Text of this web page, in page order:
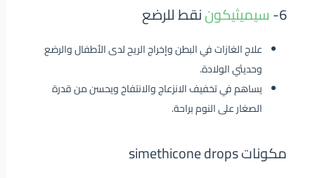
6- سيميثيكوننقط للرضع
علاج الغازات في البطن وإخراج الريح لدى الأطفال والرضع
وحديثي الولادة.
يساهم في تخفيف الانزعاج والانتفاخ ويحسن من قدرة
الصغار على النوم براحة.
مكونات simethicone drops